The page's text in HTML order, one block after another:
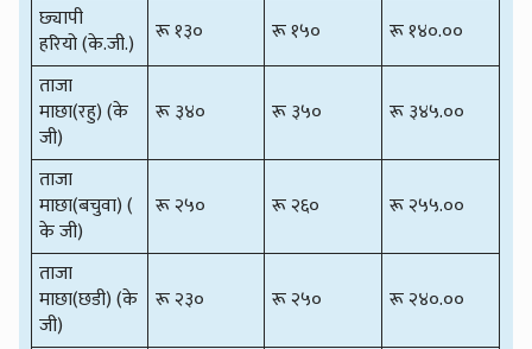
छ्यापी
हरियो (के.जी.)
रू १३० रू १५०
रू १४०.००
ताजा
माछा(रहु) (के
जी)
रू ३४० रू ३५० रू ३४५.००
ताजा
माछा(बचुवा) (
के जी)
रू २५० रू २६० रू २५५.००
ताजा
माछा(छडी) (के
जी)
रू २३० रू २५० रू २४०.००